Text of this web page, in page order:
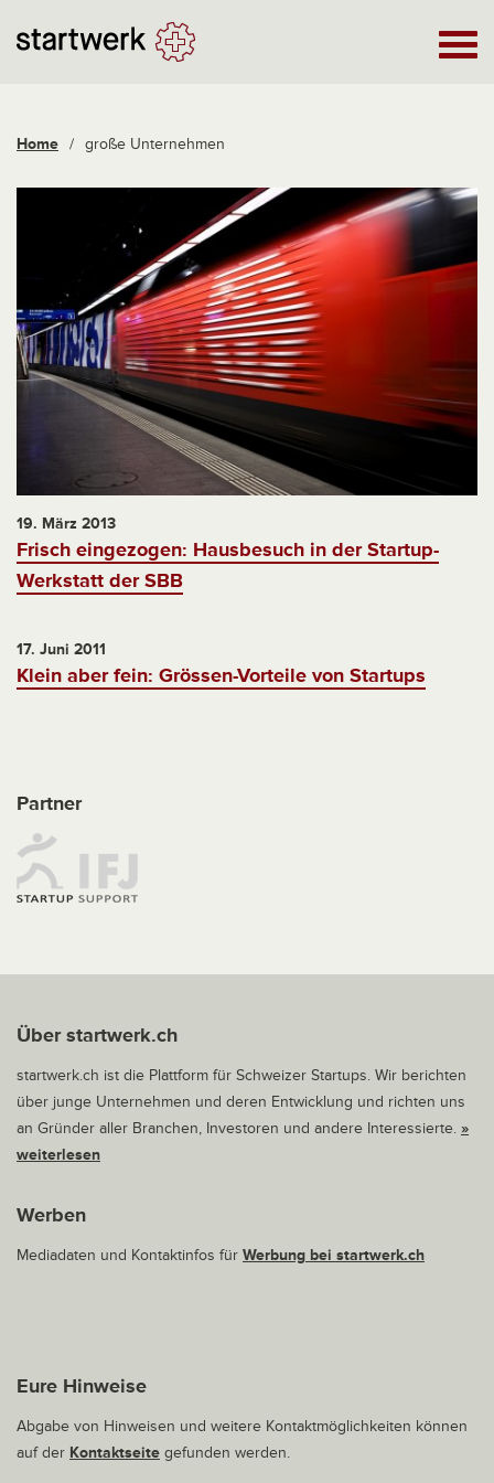
Home / große Unternehmen
19. März 2013
Frisch eingezogen: Hausbesuch in der Startup-
Werkstatt der SBB
17. Juni 2011
Klein aber fein: Grössen-Vorteile von Startups
Partner
Über startwerk.ch
startwerk.ch ist die Plattform für Schweizer Startups. Wir berichten
über junge Unternehmen und deren Entwicklung und richten uns
an Gründer aller Branchen, Investoren und andere Interessierte. »
weiterlesen
Werben
Mediadaten und Kontaktinfos für Werbung bei startwerk.ch
Eure Hinweise
Abgabe von Hinweisen und weitere Kontaktmöglichkeiten können
auf der Kontaktseite gefunden werden.